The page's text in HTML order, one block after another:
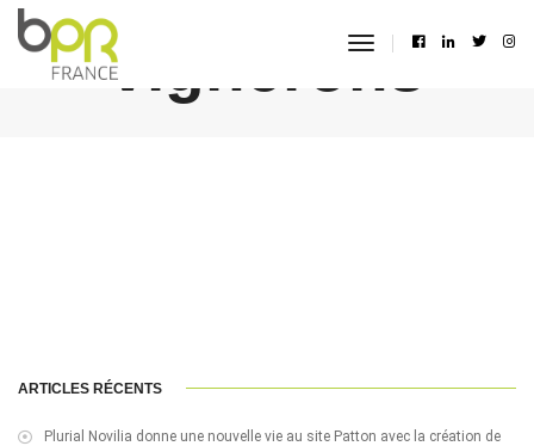
toggle
vignerons
ARTICLES RÉCENTS
Plurial Novilia donne une nouvelle vie au site Patton avec la création de